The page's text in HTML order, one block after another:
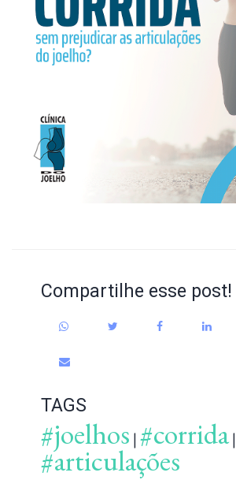
Compartilhe esse post!
TAGS
#joelhos |#corrida|
#articulações